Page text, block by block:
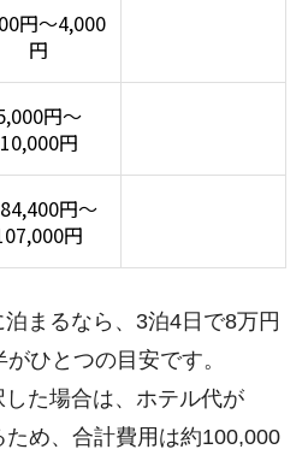
円〜4,000
円
円〜
10,000円
円〜
円
まるなら、3泊4日で8万円
ひとつの目安です。
た場合は、ホテル代が
め、合計費用は約100,000